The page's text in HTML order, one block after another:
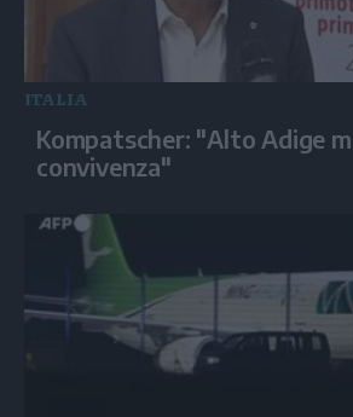
ITALIA
Kompatscher: "Alto Adige
convivenza"